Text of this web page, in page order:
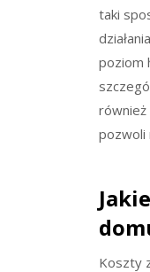
taki
poziom
pozwoli
Koszty